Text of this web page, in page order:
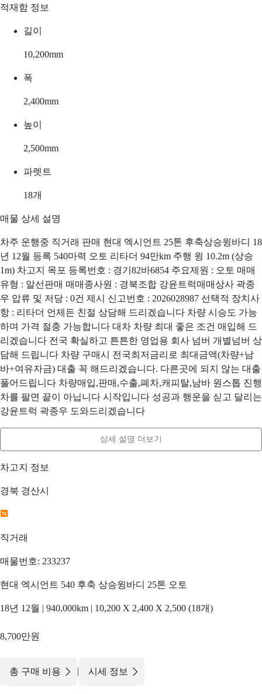
적재함 정보
길이
10,200mm
폭
2,400mm
높이
2,500mm
파렛트
18개
매물 상세 설명
차주 운행중 직거래 판매 현대 엑시언트 25톤 후축상승윙바디 18
년 12월 등록 540마력 오토 리타더 94만km 주행 윙 10.2m (상승
1m) 차고지 목포 등록번호 : 경기82바6854 주요제원 : 오토 매매
유형 : 알선판매 매매종사원 : 경북조합 강윤트럭매매상사 곽종
우 압류 및 저당 : 0건 제시 신고번호 : 2026028987 선택적 장치사
항 : 리타더 언제든 친절 상담해 드리겠습니다 차량 시승도 가능
하며 가격 절충 가능합니다 대차 차량 최대 좋은 조건 매입해 드
리겠습니다 전국 확실하고 튼튼한 영업용 회사 넘버 개별넘버 상
담해 드립니다 차량 구매시 전국최저금리로 최대금액(차량+남
바+여유자금) 대출 꼭 해드리겠습니다. 다른곳에 되지 않는 대출
풀어드립니다 차량매입,판매,수출,폐차,캐피탈,남바 원스톱 진행
차를 팔면 끝이 아닙니다 시작입니다 성공과 행운을 싣고 달리는
강윤트럭 곽종우 도와드리겠습니다
상세 설명 더보기
차고지 정보
경북 경산시
직거래
매물번호: 233237
현대 엑시언트 540 후축 상승윙바디 25톤 오토
18년 12월 | 940,000km | 10,200 X 2,400 X 2,500 (18개)
8,700만원
총 구매 비용 | 시세 정보